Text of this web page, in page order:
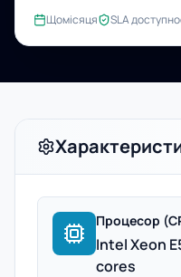
Щомісяця SLA
Процесор
Intel Xeon
cores